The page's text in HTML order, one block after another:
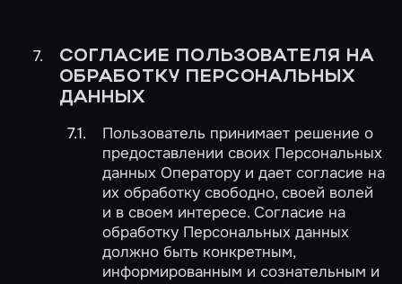
СОГЛАСИЕ ПОЛЬЗОВАТЕЛЯ НА
ОБРАБОТКУ ПЕРСОНАЛЬНЫХ
ДАННЫХ
Пользователь принимает решение о
предоставлении своих Персональных
данных Оператору и дает согласие на
их обработку свободно, своей волей
и в своем интересе. Согласие на
обработку Персональных данных
должно быть конкретным,
информированным и сознательным и